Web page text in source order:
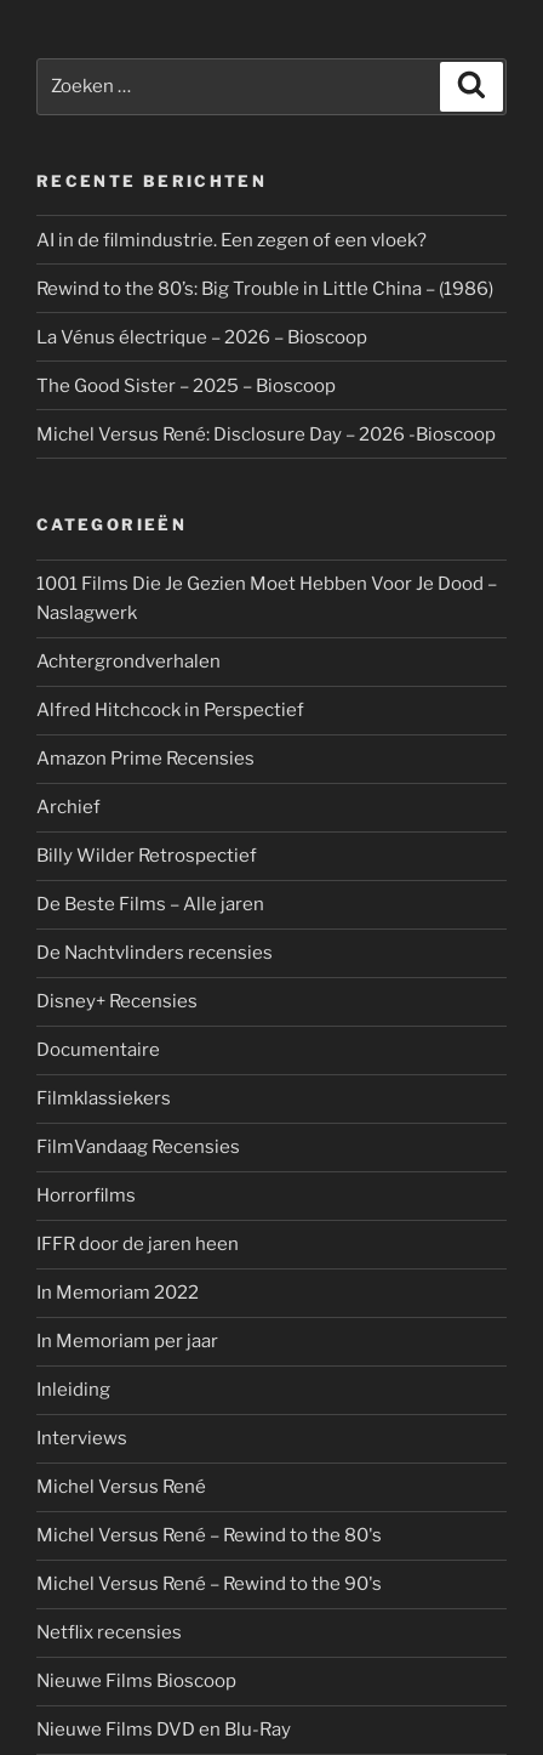
RECENTE BERICHTEN
AI in de filmindustrie. Een zegen of een vloek?
Rewind to the 80’s: Big Trouble in Little China – (1986)
La Vénus électrique – 2026 – Bioscoop
The Good Sister – 2025 – Bioscoop
Michel Versus René: Disclosure Day – 2026 -Bioscoop
CATEGORIEËN
1001 Films Die Je Gezien Moet Hebben Voor Je Dood –
Naslagwerk
Achtergrondverhalen
Alfred Hitchcock in Perspectief
Amazon Prime Recensies
Archief
Billy Wilder Retrospectief
De Beste Films – Alle jaren
De Nachtvlinders recensies
Disney+ Recensies
Documentaire
Filmklassiekers
FilmVandaag Recensies
Horrorfilms
IFFR door de jaren heen
In Memoriam 2022
In Memoriam per jaar
Inleiding
Interviews
Michel Versus René
Michel Versus René – Rewind to the 80's
Michel Versus René – Rewind to the 90's
Netflix recensies
Nieuwe Films Bioscoop
Nieuwe Films DVD en Blu-Ray